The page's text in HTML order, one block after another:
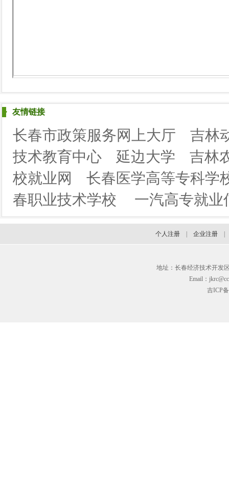
友情链接
长春市政策服务网上大厅
吉林
技术教育中心
延边大学
吉林
校就业网
长春医学高等专科学
春职业技术学校
一汽高专就业
个人注册 企业注册
地址：长春经济技术开发
Email：
吉ICP